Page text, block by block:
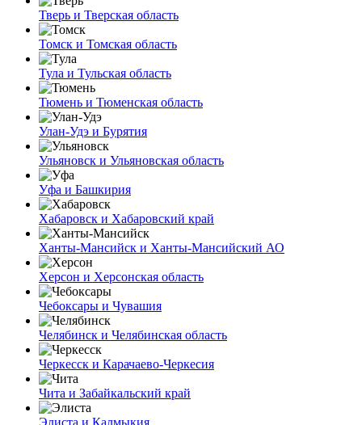
Тверь и Тверская область
Томск и Томская область
Тула и Тульская область
Тюмень и Тюменская область
Улан-Удэ и Бурятия
Ульяновск и Ульяновская область
Уфа и Башкирия
Хабаровск и Хабаровский край
Ханты-Мансийск и Ханты-Мансийский АО
Херсон и Херсонская область
Чебоксары и Чувашия
Челябинск и Челябинская область
Черкесск и Карачаево-Черкесия
Чита и Забайкальский край